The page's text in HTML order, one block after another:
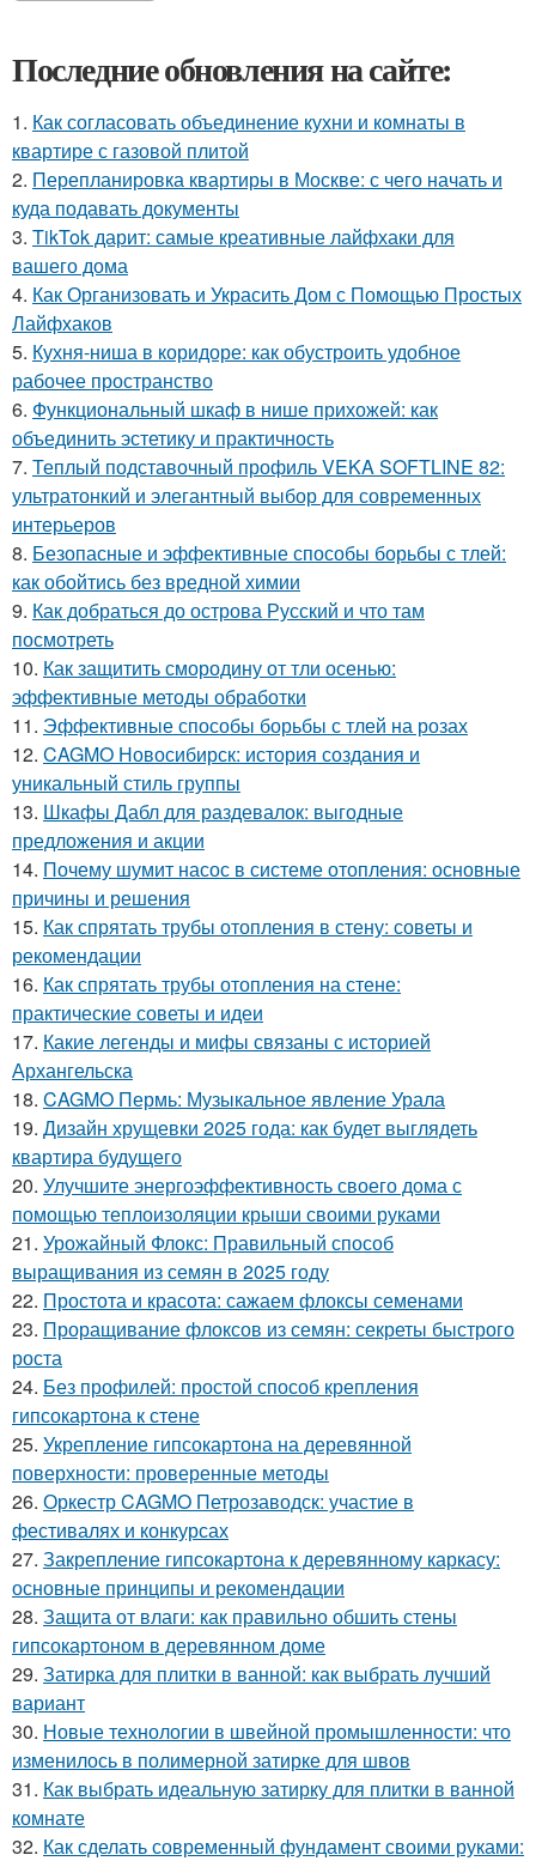
Последние обновления на сайте:
1. Как согласовать объединение кухни и комнаты в
квартире с газовой плитой
2. Перепланировка квартиры в Москве: с чего начать и
куда подавать документы
3. TikTok дарит: самые креативные лайфхаки для
вашего дома
4. Как Организовать и Украсить Дом с Помощью Простых
Лайфхаков
5. Кухня-ниша в коридоре: как обустроить удобное
рабочее пространство
6. Функциональный шкаф в нише прихожей: как
объединить эстетику и практичность
7. Теплый подставочный профиль VEKA SOFTLINE 82:
ультратонкий и элегантный выбор для современных
интерьеров
8. Безопасные и эффективные способы борьбы с тлей:
как обойтись без вредной химии
9. Как добраться до острова Русский и что там
посмотреть
10. Как защитить смородину от тли осенью:
эффективные методы обработки
11. Эффективные способы борьбы с тлей на розах
12. CAGMO Новосибирск: история создания и
уникальный стиль группы
13. Шкафы Дабл для раздевалок: выгодные
предложения и акции
14. Почему шумит насос в системе отопления: основные
причины и решения
15. Как спрятать трубы отопления в стену: советы и
рекомендации
16. Как спрятать трубы отопления на стене:
практические советы и идеи
17. Какие легенды и мифы связаны с историей
Архангельска
18. CAGMO Пермь: Музыкальное явление Урала
19. Дизайн хрущевки 2025 года: как будет выглядеть
квартира будущего
20. Улучшите энергоэффективность своего дома с
помощью теплоизоляции крыши своими руками
21. Урожайный Флокс: Правильный способ
выращивания из семян в 2025 году
22. Простота и красота: сажаем флоксы семенами
23. Проращивание флоксов из семян: секреты быстрого
роста
24. Без профилей: простой способ крепления
гипсокартона к стене
25. Укрепление гипсокартона на деревянной
поверхности: проверенные методы
26. Оркестр CAGMO Петрозаводск: участие в
фестивалях и конкурсах
27. Закрепление гипсокартона к деревянному каркасу:
основные принципы и рекомендации
28. Защита от влаги: как правильно обшить стены
гипсокартоном в деревянном доме
29. Затирка для плитки в ванной: как выбрать лучший
вариант
30. Новые технологии в швейной промышленности: что
изменилось в полимерной затирке для швов
31. Как выбрать идеальную затирку для плитки в ванной
комнате
32. Как сделать современный фундамент своими руками: